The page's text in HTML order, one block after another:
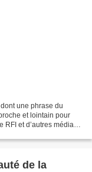
une phrase du
et lointain pour
RFI et d’autres médias
de la